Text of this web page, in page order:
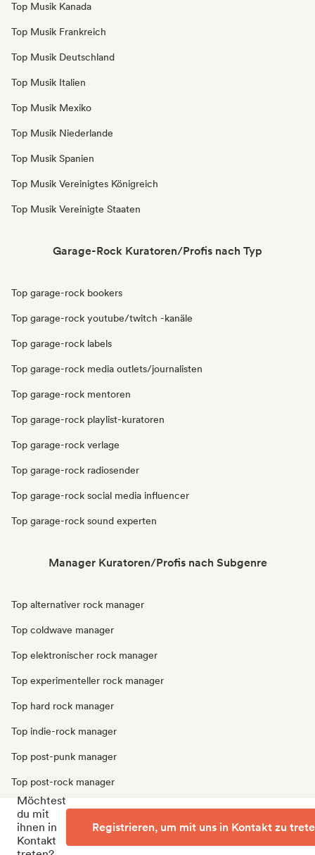
Top Musik Kanada
Top Musik Frankreich
Top Musik Deutschland
Top Musik Italien
Top Musik Mexiko
Top Musik Niederlande
Top Musik Spanien
Top Musik Vereinigtes Königreich
Top Musik Vereinigte Staaten
Garage-Rock Kuratoren/Profis nach Typ
Top garage-rock bookers
Top garage-rock youtube/twitch -kanäle
Top garage-rock labels
Top garage-rock media outlets/journalisten
Top garage-rock mentoren
Top garage-rock playlist-kuratoren
Top garage-rock verlage
Top garage-rock radiosender
Top garage-rock social media influencer
Top garage-rock sound experten
Manager Kuratoren/Profis nach Subgenre
Top alternativer rock manager
Top coldwave manager
Top elektronischer rock manager
Top experimenteller rock manager
Top hard rock manager
Top indie-rock manager
Top post-punk manager
Top post-rock manager
Top progressiver rock manager
Top punk-rock manager
Möchtest
du mit
ihnen in
Kontakt
Registrieren, um mit uns in Kontakt zu